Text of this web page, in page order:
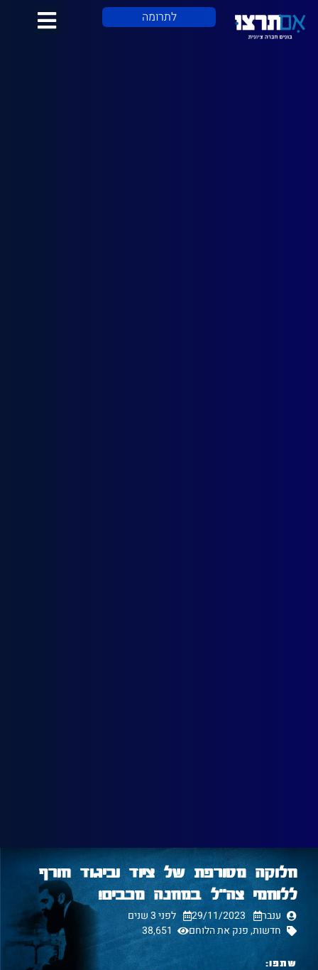
לתרומה
חלוקה מטורפת של ציוד וביגוד חורף
ללוחמי צה"ל במחנה מכבים!
ענבר 29/11/2023
לפני 3 שנים
חדשות,פנק את הלוחם 38,651
שתפו: